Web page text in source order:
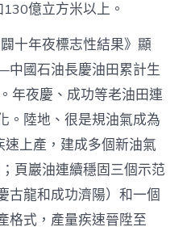
當
首
超
4
億
噸
_
中
國
網〉
中
億立方米以上。
十年夜標志性結果》顯
國石油長慶油田累計生
年夜慶、成功等老油田連
。陸地、很是規油氣成為
速上產，建成多個新油氣
頁巖油連續穩固三個示范
古龍和成功濟陽）和一個
格式，產量疾速晉陞至